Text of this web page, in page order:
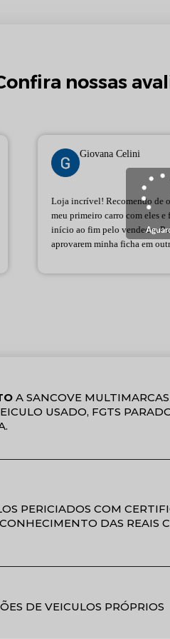
nossas
Giovana Celini
Loja incrível! Recomendo de
meu primeiro carro com eles
início ao fim pelo vendedor
aprovarem minha ficha em
Só tenho a agradecer pela
A SANCOVE
USADO, FGTS
PERICIADOS COM
DAS REAIS
DE VEICULOS PRÓPRIOS